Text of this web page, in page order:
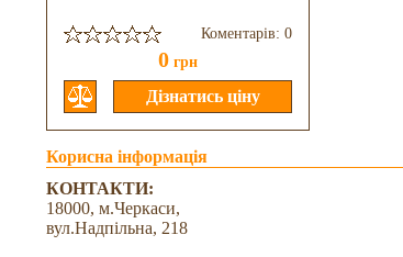
Коментарів: 0
0 грн
Корисна інформація
КОНТАКТИ:
18000, м.Черкаси,
вул.Надпільна, 218